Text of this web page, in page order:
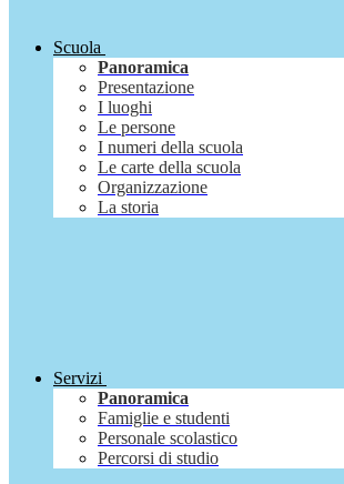
Scuola
Panoramica
Presentazione
I luoghi
Le persone
I numeri della scuola
Le carte della scuola
Organizzazione
La storia
Servizi
Panoramica
Famiglie e studenti
Personale scolastico
Percorsi di studio